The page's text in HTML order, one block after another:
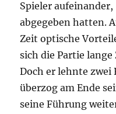
Spieler
abgegeben hatten.
Zeit optische
sich die Partie
Doch er lehnte zwei
überzog am Ende
seine Führung